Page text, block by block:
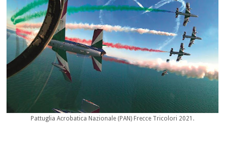
Pattuglia Acrobatica Nazionale (PAN) Frecce Tricolori 2021.